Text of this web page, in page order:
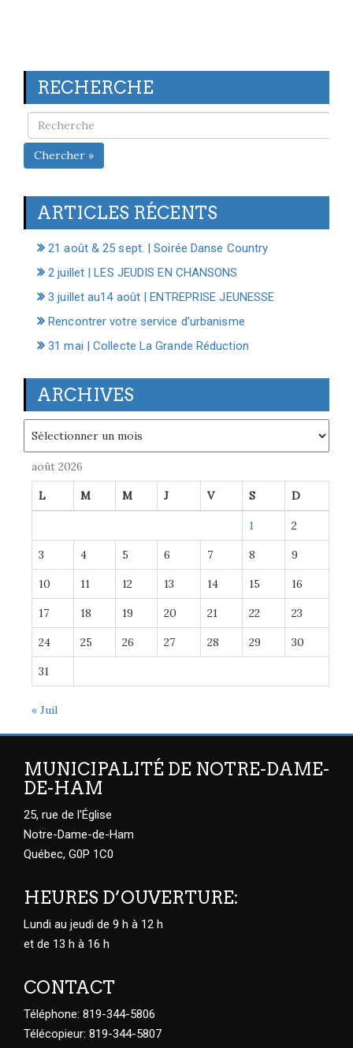
RECHERCHE
Chercher »
ARTICLES RÉCENTS
21 août & 25 sept. | Soirée Danse Country
2 juillet | LES JEUDIS EN CHANSONS
3 juillet au14 août | ENTREPRISE JEUNESSE
Rencontrer votre service d’urbanisme
31 mai | Collecte La Grande Réduction
ARCHIVES
août 2026
L M M J V S D
1 2
3 4 5 6 7 8 9
10 11 12 13 14 15 16
17 18 19 20 21 22 23
24 25 26 27 28 29 30
31
« Juil
MUNICIPALITÉ DE NOTRE-DAME-
DE-HAM
25, rue de l'Église
Notre-Dame-de-Ham
Québec, G0P 1C0
HEURES D’OUVERTURE:
Lundi au jeudi de 9 h à 12 h
et de 13 h à 16 h
CONTACT
Téléphone: 819-344-5806
Télécopieur: 819-344-5807